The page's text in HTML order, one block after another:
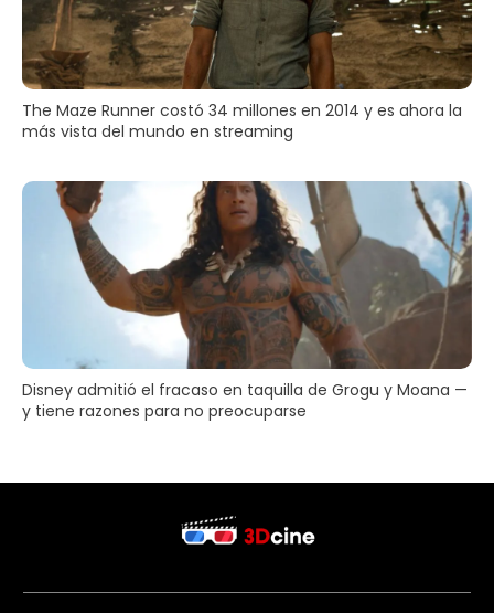
The Maze Runner costó 34 millones en 2014 y es ahora la
más vista del mundo en streaming
Disney admitió el fracaso en taquilla de Grogu y Moana —
y tiene razones para no preocuparse